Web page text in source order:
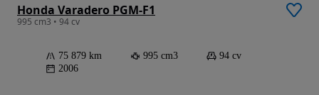
Honda Varadero PGM-F1
995 cm3 • 94 cv
75 879 km 995 cm3
94 cv
2006